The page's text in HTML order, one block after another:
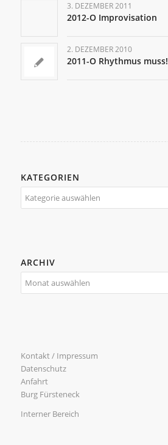
3. DEZEMBER 2011
2012-O Improvisation
2. DEZEMBER 2010
2011-O Rhythmus muss!
KATEGORIEN
Kategorien
ARCHIV
Kontakt / Impressum
Datenschutz
Anfahrt
Burg Fürsteneck
Interner Bereich